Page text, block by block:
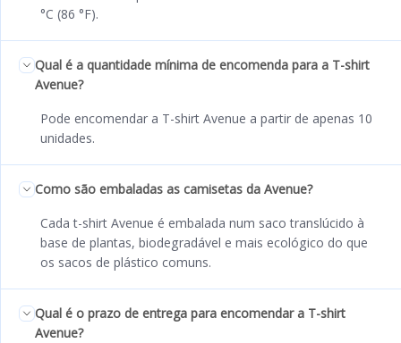
°C (86 °F).
Qual é a quantidade mínima de encomenda para a T-shirt
Avenue?
Pode encomendar a T-shirt Avenue a partir de apenas 10
unidades.
Como são embaladas as camisetas da Avenue?
Cada t-shirt Avenue é embalada num saco translúcido à
base de plantas, biodegradável e mais ecológico do que
os sacos de plástico comuns.
Qual é o prazo de entrega para encomendar a T-shirt
Avenue?